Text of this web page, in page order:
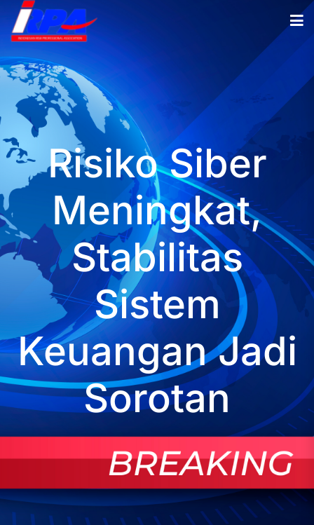
Risiko Siber
Meningkat,
Stabilitas
Sistem
Keuangan Jadi
Sorotan